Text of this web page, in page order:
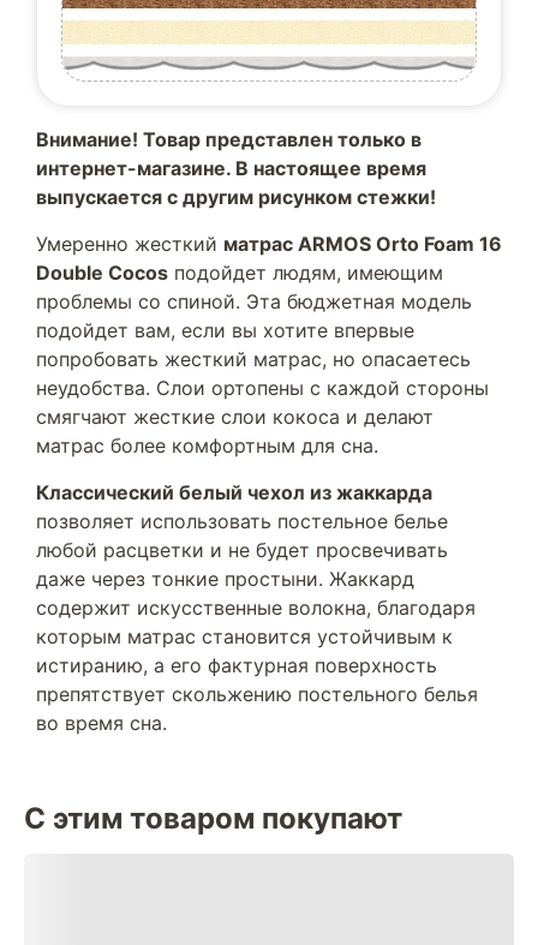
Внимание! Товар представлен только в
интернет-магазине. В настоящее время
выпускается с другим рисунком стежки!
Умеренно жесткий матрас ARMOS Orto Foam 16
Double Cocos подойдет людям, имеющим
проблемы со спиной. Эта бюджетная модель
подойдет вам, если вы хотите впервые
попробовать жесткий матрас, но опасаетесь
неудобства. Слои ортопены с каждой стороны
смягчают жесткие слои кокоса и делают
матрас более комфортным для сна.
Классический белый чехол из жаккарда
позволяет использовать постельное белье
любой расцветки и не будет просвечивать
даже через тонкие простыни. Жаккард
содержит искусственные волокна, благодаря
которым матрас становится устойчивым к
истиранию, а его фактурная поверхность
препятствует скольжению постельного белья
во время сна.
С этим товаром покупают